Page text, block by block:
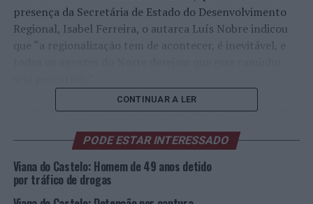
presença da Secretária de Estado do Desenvolvimento
Regional, Isabel Ferreira, o autarca Luís Nobre indicou
que “a regionalização tem de acontecer, é inevitável, e
“Temos de fazer sentir junto de quem faz acontecer essa
a crescer com o impulso e a força que nos é habitual.
Existe, para tal, a necessidade do nosso modelo de
CONTINUAR A LER
PODE ESTAR INTERESSADO
Viana do Castelo: Homem de 49 anos detido
por tráfico de drogas